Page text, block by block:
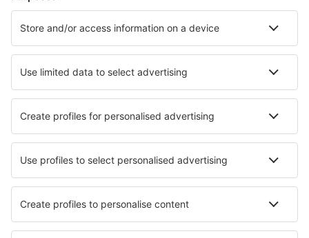
Ubytování ve Varnsdorfu Ubytování v Horní Plané
Nejlepší ubytování - města
Ubytování in Huludao Ubytování in Anaheim
Ubytování in Nivelles Ubytování in Tomar
Ubytování in Rahnsdorf Ubytování in Chassey-le-Camp
Ubytování in Lanark Ubytování in Kalisz
Nejlepší ubytování - regiony